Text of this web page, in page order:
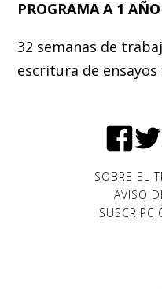
PROGRAMA A 1 AÑO
32 semanas de
escritura de ensayos
SOBRE EL
AVISO